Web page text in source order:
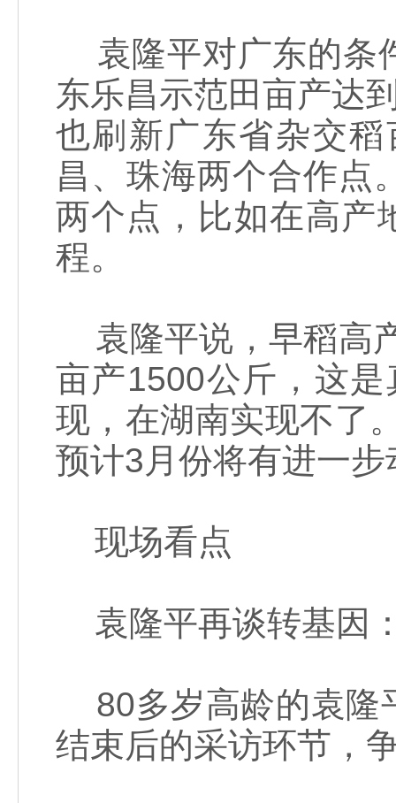
袁隆平对广东的条
东乐昌示范田亩产达
也刷新广东省杂交
昌、珠海两个合作点
两个点，比如在高产
程。
袁隆平说，早稻高
亩产1500公斤，这
现，在湖南实现不了
预计3月份将有进一步
现场看点
袁隆平再谈转基因
80多岁高龄的袁隆
结束后的采访环节，